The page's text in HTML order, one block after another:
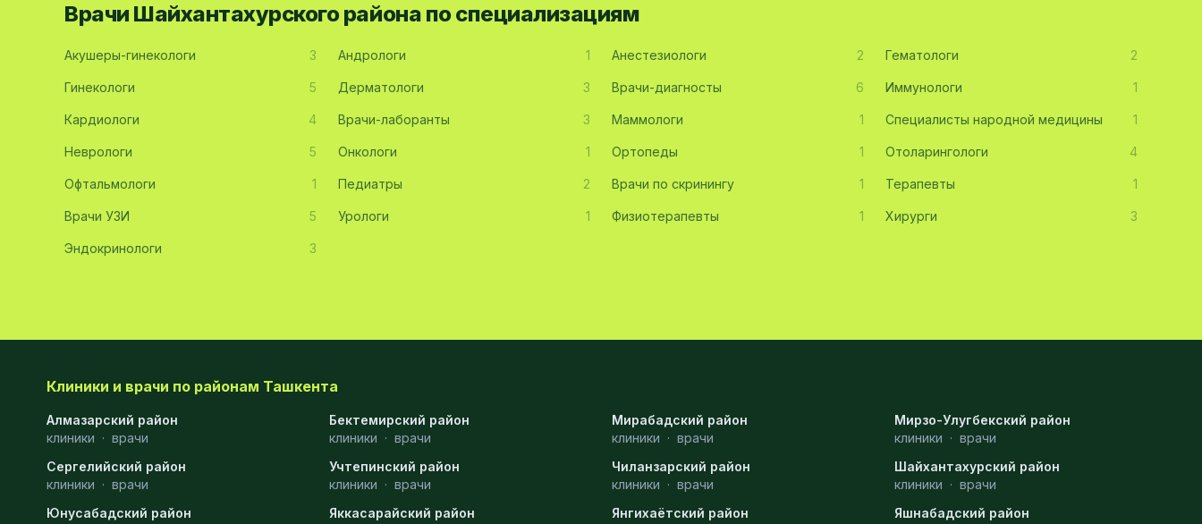
Андрология
Стоматология
Рентгенология
Пластическая хирургия 5
Эндоскопия
Косметология
Врачи Шайхантахурского района по специализациям
Акушеры-гинекологи 3 Андрологи 1 Анестезиологи 2 Гематологи 2
Гинекологи 5 Дерматологи 3 Врачи-диагносты 6 Иммунологи 1
Кардиологи 4 Врачи-лаборанты 3 Маммологи 1 Специалисты народной медицины 1
Неврологи 5 Онкологи 1 Ортопеды 1 Отоларингологи 4
Офтальмологи 1 Педиатры 2 Врачи по скринингу 1 Терапевты 1
Врачи УЗИ 5 Урологи 1 Физиотерапевты 1 Хирурги 3
Эндокринологи 3
Клиники и врачи по районам Ташкента
Алмазарский район
клиники · врачи
Бектемирский район
клиники · врачи
Мирабадский район
клиники · врачи
Мирзо-Улугбекский район
клиники · врачи
Сергелийский район
клиники · врачи
Учтепинский район
клиники · врачи
Чиланзарский район
клиники · врачи
Шайхантахурский район
клиники · врачи
Юнусабадский район
Яккасарайский район
Янгихаётский район
Яшнабадский район